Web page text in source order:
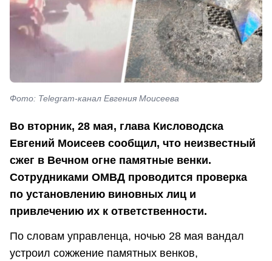
Фото: Telegram-канал Евгения Моисеева
Во вторник, 28 мая, глава Кисловодска
Евгений Моисеев сообщил, что неизвестный
сжег в Вечном огне памятные венки.
Сотрудниками ОМВД проводится проверка
по установлению виновных лиц и
привлечению их к ответственности.
По словам управленца, ночью 28 мая вандал
устроил сожжение памятных венков,